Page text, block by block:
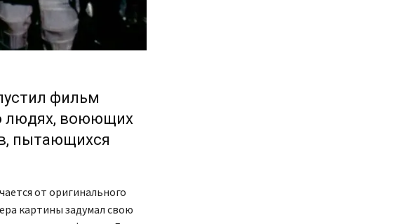
фильм
людях, воюющих
пытающихся
от оригинального
картины задумал свою